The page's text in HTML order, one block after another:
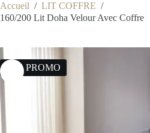
Accueil / LIT COFFRE /
160/200 Lit Doha Velour Avec Coffre
19% PROMO